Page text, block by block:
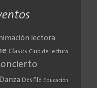
lectora
Clases Club de lectura
Danza Desfile Educación